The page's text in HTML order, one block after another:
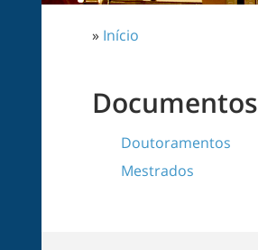
» Início
Documentos
Doutoramentos
Mestrados